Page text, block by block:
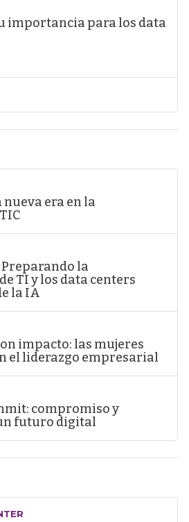
importancia para los data
era en la
la
TI y los data centers
la IA
impacto: las mujeres
el liderazgo empresarial
compromiso y
futuro digital